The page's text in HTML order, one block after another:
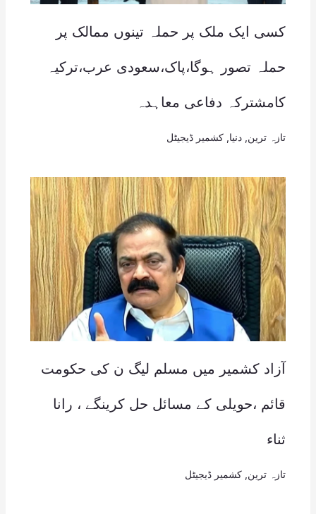
کسی ایک ملک پر حملہ تینوں ممالک پر
حملہ تصور ہوگا،پاک،سعودی عرب،ترکیہ
کامشترکہ دفاعی معاہدہ
تازہ ترین دنیا کشمیر ڈیجیٹل
آزاد کشمیر میں مسلم لیگ ن کی حکومت
قائم ،حویلی کے مسائل حل کرینگے ، رانا
ثناء
تازہ ترین کشمیر ڈیجیٹل